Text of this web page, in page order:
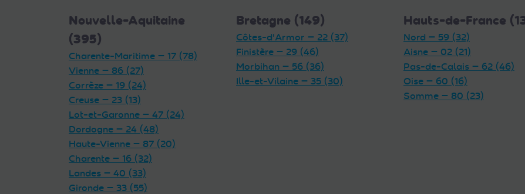
Nouvelle-Aquitaine
(395)
Charente-Maritime — 17 (78)
Vienne — 86 (27)
Corrèze — 19 (24)
Creuse — 23 (13)
Lot-et-Garonne — 47 (24)
Dordogne — 24 (48)
Haute-Vienne — 87 (20)
Charente — 16 (32)
Landes — 40 (33)
Gironde — 33 (55)
Bretagne (149)
Côtes-d'Armor — 22 (37)
Finistère — 29 (46)
Morbihan — 56 (36)
Ille-et-Vilaine — 35 (30)
Hauts-de-France
Nord — 59 (32)
Aisne — 02 (21)
Pas-de-Calais — 62 (46)
Oise — 60 (16)
Somme — 80 (23)